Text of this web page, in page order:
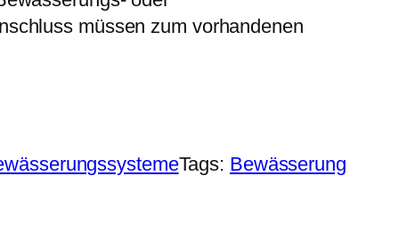
müssen zum vorhandenen
Tags: Bewässerung